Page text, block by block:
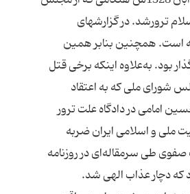
ترورشد. در گزارشهای
است. همچنین بنابر همین
بود. به‌علاوه اینکه برخی قتل
شورای ملی که به اعتقاد
امامی در دادگاه علت ترور
ملی و اسلامی ایران ضربه
طی سرمقاله‌ای در روزنامه
که دچار عذاب الهی شد.